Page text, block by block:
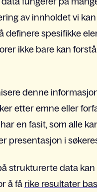
av innholdet vi
definere spesifikke
ikke bare kan
denne
etter emne eller
en fasit, som alle
presentasjon i
strukturerte data
å få rike resultater